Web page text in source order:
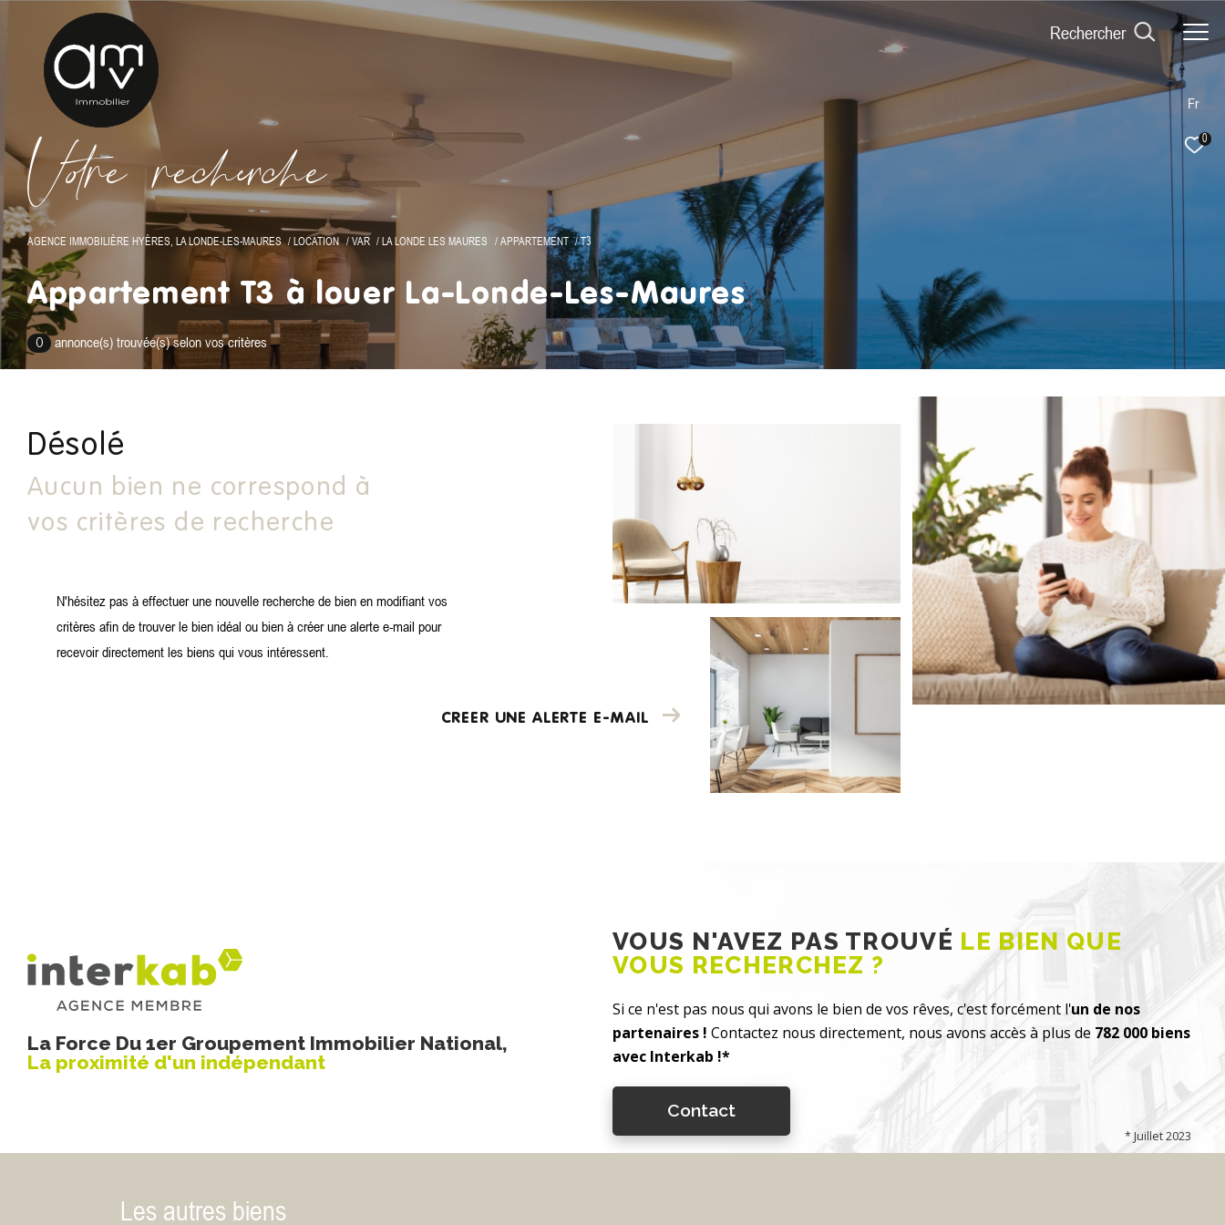
Fr
0
Rechercher
Vore recece
AGENCE IMMOBILIÈRE HYÈRES, LA LONDE-LES-MAURES LOCATION VAR LA LONDE LES MAURES APPARTEMENT T3
Appartement T3 à louer La-Londe-Les-Maures
0 annonce(s) trouvée(s) selon vos critères
Désolé
Aucun bien ne correspond à
vos critères de recherche
N'hésitez pas à effectuer une nouvelle recherche de bien en modifiant vos
critères afin de trouver le bien idéal ou bien à créer une alerte e-mail pour
recevoir directement les biens qui vous intéressent.
CREER UNE ALERTE E-MAIL
La Force Du 1er Groupement Immobilier National,
La proximité d'un indépendant
VOUS N'AVEZ PAS TROUVÉ LE BIEN QUE
VOUS RECHERCHEZ ?
Si ce n'est pas nous qui avons le bien de vos rêves, c'est forcément l'un de nos
partenaires ! Contactez nous directement, nous avons accès à plus de 782 000 biens
avec Interkab !*
Contact
* Juillet 2023
Les autres biens